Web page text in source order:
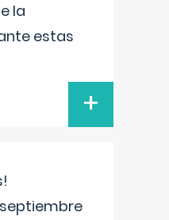
la
estas
+
septiembre